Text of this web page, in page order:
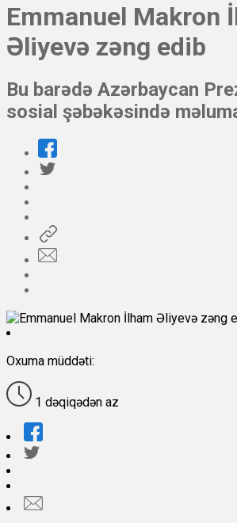
Emmanuel Makron
Əliyevə zəng edib
Bu barədə Azərbaycan
sosial şəbəkəsində
Oxuma müddəti:
1 dəqiqədən az